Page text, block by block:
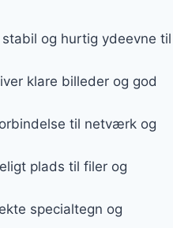
og hurtig ydeevne til
klare billeder og god
til netværk og
plads til filer og
specialtegn og